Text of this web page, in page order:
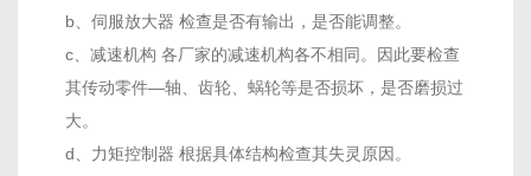
b、伺服放大器 检查是否有输出，是否能调整。
c、减速机构 各厂家的减速机构各不相同。因此要检查
其传动零件—轴、齿轮、蜗轮等是否损坏，是否磨损过
大。
d、力矩控制器 根据具体结构检查其失灵原因。